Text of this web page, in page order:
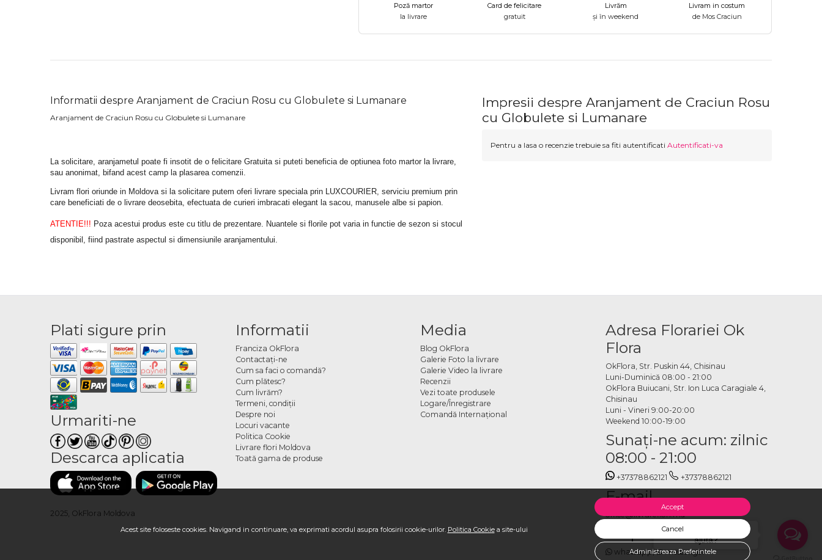
Acest site foloseste cookies. Navigand in continuare, va exprimati acordul asupra folosirii cookie-urilor. Politica Cookiea site-ului
Accept
Cancel
Administreaza Preferintele
Poză martor
la livrare
Card de felicitare
gratuit
Livrăm
și în weekend
Livram in costum
de Mos Craciun
Informatii despre Aranjament de Craciun Rosu cu Globulete si Lumanare
Aranjament de Craciun Rosu cu Globulete si Lumanare
La solicitare, aranjametul poate fi insotit de o felicitare Gratuita si puteti beneficia de optiunea foto martor la livrare,
sau anonimat, bifand acest camp la plasarea comenzii.
Livram flori oriunde in Moldova si la solicitare putem oferi livrare speciala prin LUXCOURIER, serviciu premium prin
care beneficiati de o livrare deosebita, efectuata de curieri imbracati elegant la sacou, manusele albe si papion.
ATENTIE!!! Poza acestui produs este cu titlu de prezentare. Nuantele si florile pot varia in functie de sezon si stocul
disponibil, fiind pastrate aspectul si dimensiunile aranjamentului.
Impresii despre Aranjament de Craciun Rosu
cu Globulete si Lumanare
Pentru a lasa o recenzie trebuie sa fiti autentificati Autentificati-va
Plati sigure prin
Urmariti-ne
Descarca aplicatia
2025, OkFlora Moldova
Informatii
Franciza OkFlora
Contactaţi-ne
Cum sa faci o comandă?
Cum plătesc?
Cum livrăm?
Termeni, condiţii
Despre noi
Locuri vacante
Politica Cookie
Livrare flori Moldova
Toată gama de produse
Media
Blog OkFlora
Galerie Foto la livrare
Galerie Video la livrare
Recenzii
Vezi toate produsele
Logare/Înregistrare
Comandă Internațional
Adresa Florariei Ok
Flora
OkFlora, Str. Puskin 44, Chisinau
Luni-Duminică 08:00 - 21:00
OkFlora Buiucani, Str. Ion Luca Caragiale 4,
Chisinau
Luni - Vineri 9:00-20:00
Weekend 10:00-19:00
Sunaţi-ne acum: zilnic
08:00 - 21:00
+37378862121 +37378862121
E-mail
office@livrareflori.md
Ne puteți contacta:
whatsapp, messenger
Salut, cu ce te putem
ajuta?